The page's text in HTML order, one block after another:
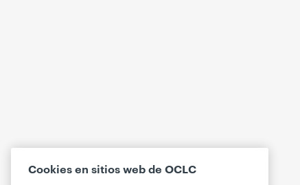
Cookies en sitios web de OCLC